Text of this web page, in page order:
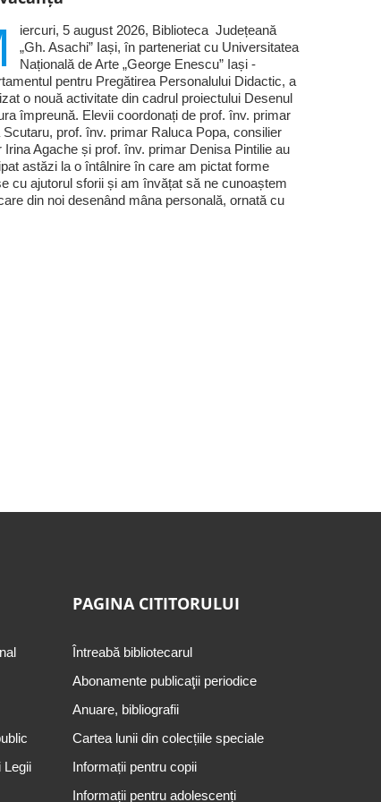
iercuri, 5 august 2026, Biblioteca Județeană
„Gh. Asachi” Iași, în parteneriat cu Universitatea
Națională de Arte „George Enescu” Iași -
pentru Pregătirea Personalului Didactic, a
o nouă activitate din cadrul proiectului Desenul
împreună. Elevii coordonați de prof. înv. primar
Scutaru, prof. înv. primar Raluca Popa, consilier
Irina Agache și prof. înv. primar Denisa Pintilie au
astăzi la o întâlnire în care am pictat forme
cu ajutorul sforii și am învățat să ne cunoaștem
din noi desenând mâna personală, ornată cu
Legii
PAGINA CITITORULUI
Întreabă bibliotecarul
Abonamente publicaţii periodice
Anuare, bibliografii
Cartea lunii din colecțiile speciale
Informații pentru copii
Informații pentru adolescenți